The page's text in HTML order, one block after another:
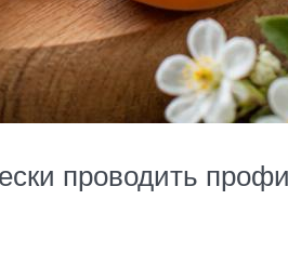
проводить